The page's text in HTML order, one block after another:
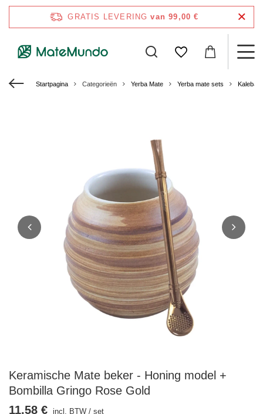
GRATIS LEVERING van 99,00 €
Startpagina Categorieën Yerba Mate Yerba mate sets Kalebas
Keramische Mate beker - Honing model +
Bombilla Gringo Rose Gold
11,58 € incl. BTW / set